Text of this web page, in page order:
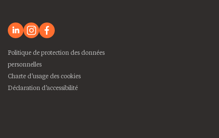
Politique de protection des données
personnelles
Charte d’usage des cookies
Déclaration d’accessibilité